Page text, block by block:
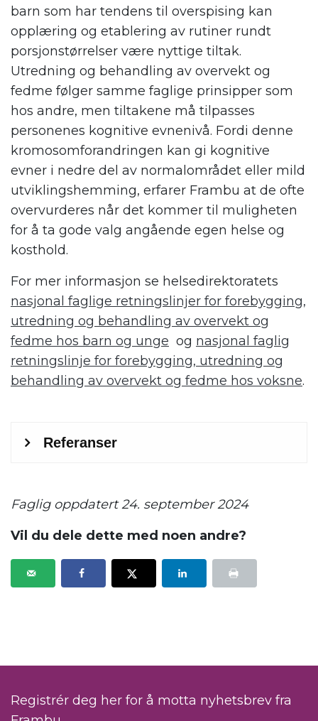
barn som har tendens til overspising kan
opplæring og etablering av rutiner rundt
porsjonstørrelser være nyttige tiltak.
Utredning og behandling av overvekt og
fedme følger samme faglige prinsipper som
hos andre, men tiltakene må tilpasses
personenes kognitive evnenivå. Fordi denne
kromosomforandringen kan gi kognitive
evner i nedre del av normalområdet eller mild
utviklingshemming, erfarer Frambu at de ofte
overvurderes når det kommer til muligheten
for å ta gode valg angående egen helse og
kosthold.
For mer informasjon se helsedirektoratets
nasjonal faglige retningslinjer for forebygging,
utredning og behandling av overvekt og
fedme hos barn og unge og nasjonal faglig
retningslinje for forebygging, utredning og
behandling av overvekt og fedme hos voksne.
Faglig oppdatert 24. september 2024
Vil du dele dette med noen andre?
Registrér deg her for å motta nyhetsbrev fra